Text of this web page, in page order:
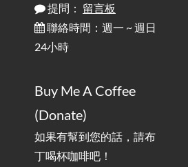
雜談：生活小技巧之用魔鬼氈避免機車鑰
/ Talk: Use Velcro to Prevent Your
Home Is More Than Just an Ad Blocker
提問： 留言板
聯絡時間：週一 ~ 週日
24小時
Buy Me A Coffee
(Donate)
如果有幫到您的話，請布
丁喝杯咖啡吧！